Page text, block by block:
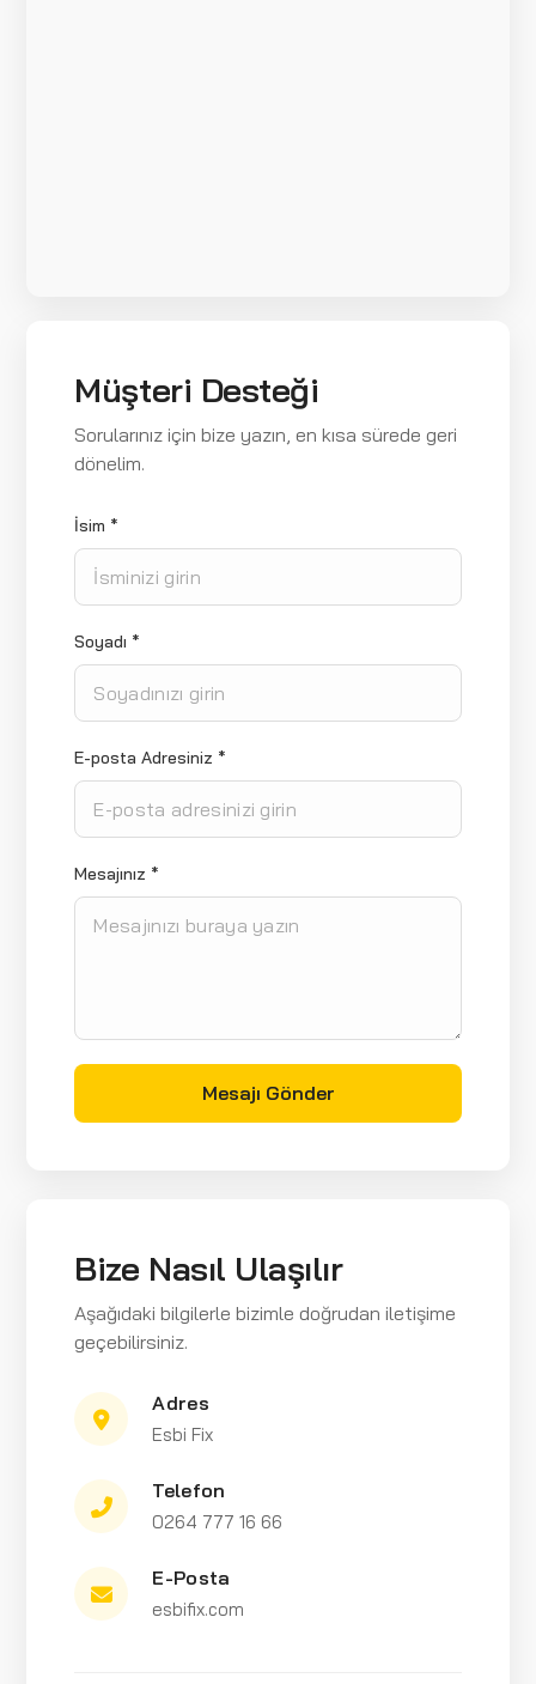
Müşteri Desteği
Sorularınız için bize yazın, en kısa sürede geri
dönelim.
İsim *
Soyadı *
E-posta Adresiniz *
Mesajınız *
Mesajı Gönder
Bize Nasıl Ulaşılır
Aşağıdaki bilgilerle bizimle doğrudan iletişime
geçebilirsiniz.
Adres
Esbi Fix
Telefon
0264 777 16 66
E-Posta
esbifix.com